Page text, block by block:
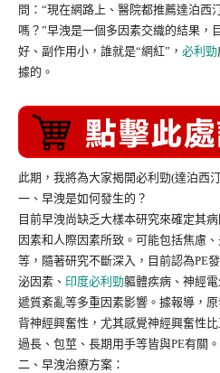
問：“現在網路上、醫院都推薦達泊西
嗎？”早洩是一個多因素交織的結果，
好、副作用小，誰就是“網紅”， 必利勁
據的。
此期，我將為大家揭開必利勁(達泊西
一、早洩是如何發生的？
目前早洩尚缺乏大樣本研究來確定其
因素和人際因素所致。可能包括焦慮
等，隨著研究不斷深入，目前認為PE
泌因素、 印度必利勁軀體疾病、神經
遞質紊亂等多重因素影響。據報導，
背神經興奮性，尤其感覺神經興奮性
過長、包莖、長期用手等皆與PE有關。
二、早洩治療方案：